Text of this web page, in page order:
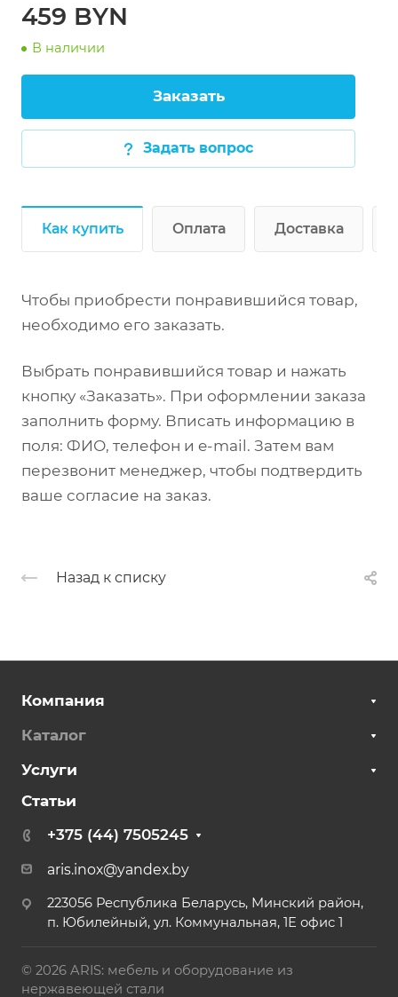
(нержавеющая сталь)
459 BYN
В наличии
Заказать
Задать вопрос
Как купить Оплата Доставка
Чтобы приобрести понравившийся товар,
необходимо его заказать.
Выбрать понравившийся товар и нажать
кнопку «Заказать». При оформлении заказа
заполнить форму. Вписать информацию в
поля: ФИО, телефон и e-mail. Затем вам
перезвонит менеджер, чтобы подтвердить
ваше согласие на заказ.
Назад к списку
Компания
Каталог
Услуги
Статьи
+375 (44) 7505245
aris.inox@yandex.by
223056 Республика Беларусь, Минский район,
п. Юбилейный, ул. Коммунальная, 1Е офис 1
© 2026 ARIS: мебель и оборудование из
нержавеющей стали